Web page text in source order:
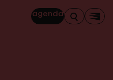
agenda
Zoeken